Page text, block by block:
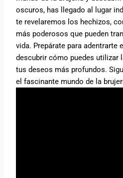
oscuros, has llegado al lugar
te revelaremos los hechizos,
más poderosos que pueden
vida. Prepárate para adentrarte
descubrir cómo puedes utilizar
tus deseos más profundos.
el fascinante mundo de la